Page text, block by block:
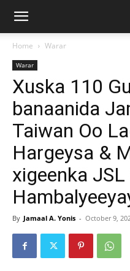
Home Warar
Warar
Xuska 110
banaanida
Taiwan Oo
Hargeysa &
xigeenka JSL
By Jamaal A. Yonis - October 9,